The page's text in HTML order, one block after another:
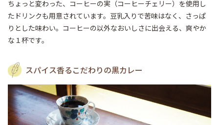
ちょっと変わった、コーヒーの実（コーヒーチェリー）を使用し
たドリンクも用意されています。豆乳入りで苦味はなく、さっぱ
りとした味わい。コーヒーの以外なおいしさに出会える、爽やか
な１杯です。
スパイス香るこだわりの黒カレー